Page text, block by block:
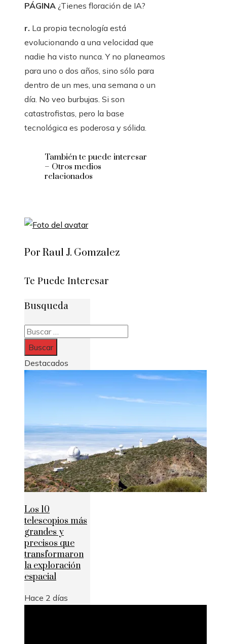
PÁGINA ¿Tienes floración de IA?
r. La propia tecnología está
evolucionando a una velocidad que
nadie ha visto nunca. Y no planeamos
para uno o dos años, sino sólo para
dentro de un mes, una semana o un
día. No veo burbujas. Si son
catastrofistas, pero la base
tecnológica es poderosa y sólida.
También te puede interesar
– Otros medios
relacionados
Por Raul J. Gomzalez
Te Puede Interesar
Busqueda
Buscar:
Destacados
Los 10
telescopios más
grandes y
precisos que
transformaron
la exploración
espacial
Hace 2 días